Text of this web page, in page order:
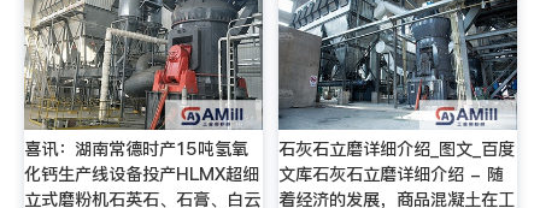
喜讯：湖南常德时产15吨氢氧
化钙生产线设备投产HLMX超细
立式磨粉机石英石、石膏、白云
石灰石立磨详细介绍_图文_百度
文库石灰石立磨详细介绍 - 随
着经济的发展，商品混凝土在工